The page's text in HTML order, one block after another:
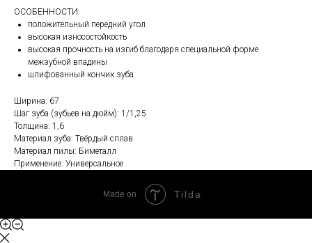
ОСОБЕННОСТИ:
положительный передний угол
высокая износостойкость
высокая прочность на изгиб благодаря специальной форме
межзубной впадины
шлифованный кончик зуба
Ширина: 67
Шаг зуба (зубьев на дюйм): 1/1,25
Толщина: 1,6
Материал зуба: Твёрдый сплав
Материал пилы: Биметалл
Применение: Универсальное
Made on Tilda